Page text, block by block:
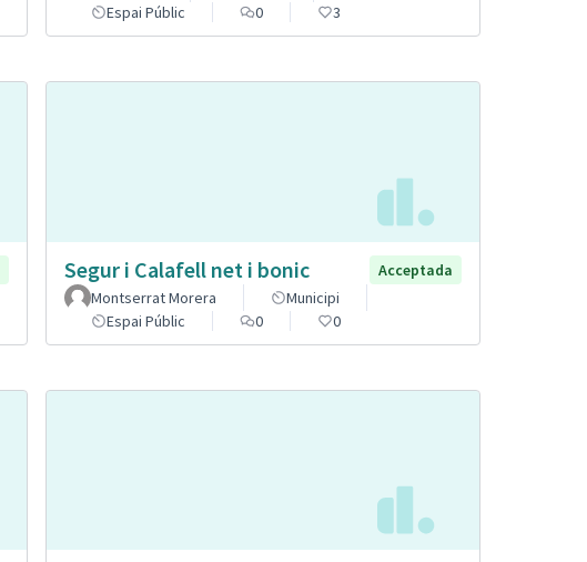
Espai Públic
0 3
Segur i Calafell net i bonic
Acceptada
Montserrat Morera
Municipi
Espai Públic
0 0